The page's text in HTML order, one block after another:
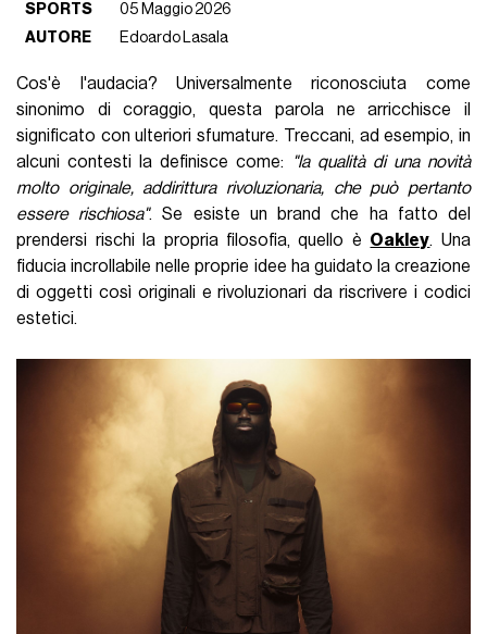
SPORTS
05 Maggio 2026
AUTORE
Edoardo Lasala
Cos'è l'audacia? Universalmente riconosciuta come
sinonimo di coraggio, questa parola ne arricchisce il
significato con ulteriori sfumature. Treccani, ad esempio, in
alcuni contesti la definisce come:
"la qualità di una novità
molto originale, addirittura rivoluzionaria, che può pertanto
essere rischiosa". Se esiste un brand che ha fatto del
prendersi rischi la propria filosofia, quello è Oakley. Una
fiducia incrollabile nelle proprie idee ha guidato la creazione
di oggetti così originali e rivoluzionari da riscrivere i codici
estetici.